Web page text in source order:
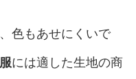
色もあせにくいで
には適した生地の商